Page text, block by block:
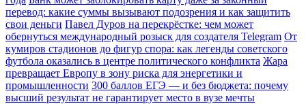
перевод: какие суммы вызывают подозрения и как защитить
свои деньги Павел Дуров на перекрёстке: чем может
обернуться международный розыск для создателя Telegram От
кумиров стадионов до фигур спора: как легенды советского
футбола оказались в центре политического конфликта Жара
превращает Европу в зону риска для энергетики и
промышленности 300 баллов ЕГЭ — и без бюджета: почему
высший результат не гарантирует место в вузе мечты